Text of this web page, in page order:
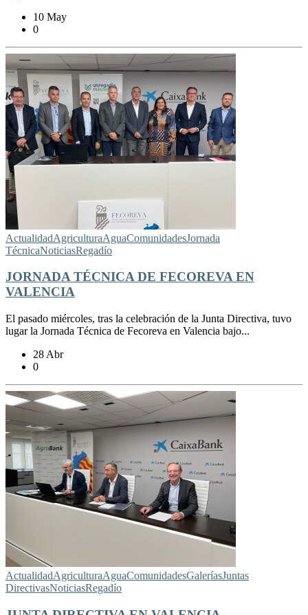
10 May
0
ActualidadAgriculturaAguaComunidadesJornada
TécnicaNoticiasRegadío
JORNADA TÉCNICA DE FECOREVA EN
VALENCIA
El pasado miércoles, tras la celebración de la Junta Directiva, tuvo
lugar la Jornada Técnica de Fecoreva en Valencia bajo...
28 Abr
0
ActualidadAgriculturaAguaComunidadesGaleríasJuntas
DirectivasNoticiasRegadío